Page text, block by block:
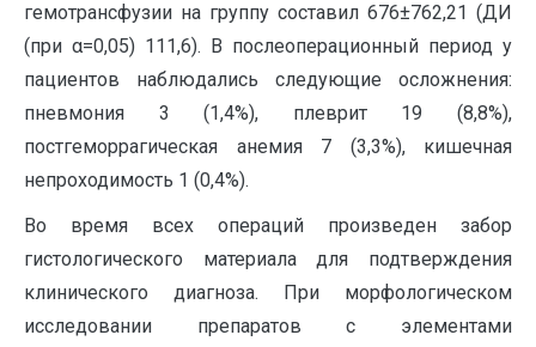
гемотрансфузии на группу составил 676±762,21 (ДИ
(при α=0,05) 111,6). В послеоперационный период у
пациентов наблюдались следующие осложнения:
пневмония 3 (1,4%), плеврит 19 (8,8%),
постгеморрагическая анемия 7 (3,3%), кишечная
непроходимость 1 (0,4%).
Во время всех операций произведен забор
гистологического материала для подтверждения
клинического диагноза. При морфологическом
исследовании препаратов с элементами